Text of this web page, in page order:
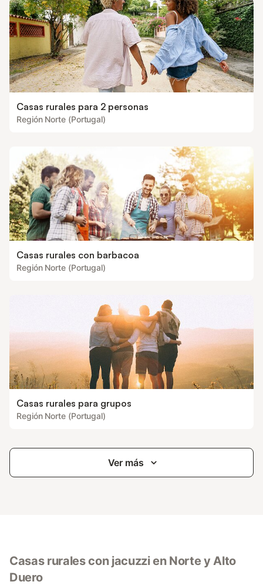
Casas rurales para 2 personas
Región Norte (Portugal)
Casas rurales con barbacoa
Región Norte (Portugal)
Casas rurales para grupos
Región Norte (Portugal)
Ver más
Casas rurales con jacuzzi en Norte y Alto
Duero